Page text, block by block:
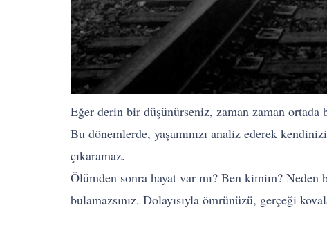
Eğer derin bir düşünürseniz, zaman zaman ortada
Bu dönemlerde, yaşamınızı analiz ederek
çıkaramaz.
Ölümden sonra hayat var mı? Ben kimim?
bulamazsınız. Dolayısıyla ömrünüzü, gerçeği